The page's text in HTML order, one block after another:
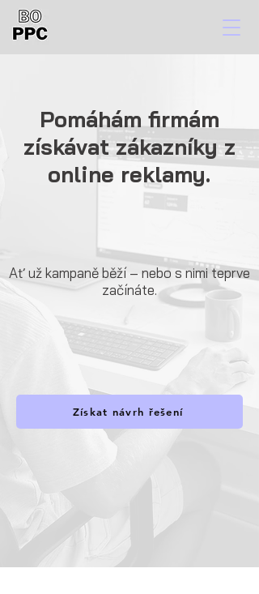
Pomáhám firmám
získávat zákazníky z
online reklamy.
Ať už kampaně běží – nebo s nimi teprve
začínáte.
Získat návrh řešení